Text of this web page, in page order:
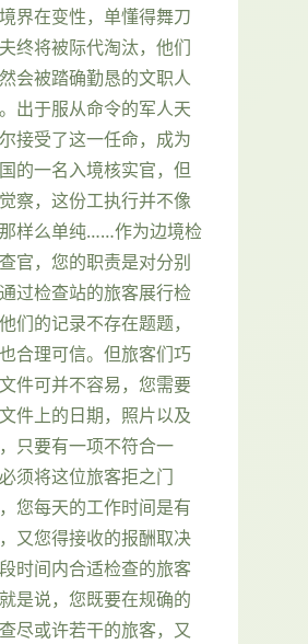
界在变性，单懂得舞刀
终将被际代淘汰，他们
会被踏确勤恳的文职人
出于服从命令的军人天
接受了这一任命，成为
的一名入境核实官，但
察，这份工执行并不像
样么单纯……作为边境检
官，您的职责是对分别
过检查站的旅客展行检
们的记录不存在题题，
合理可信。但旅客们巧
件可并不容易，您需要
件上的日期，照片以及
只要有一项不符合一
须将这位旅客拒之门
您每天的工作时间是有
又您得接收的报酬取决
时间内合适检查的旅客
是说，您既要在规确的
尽或许若干的旅客，又